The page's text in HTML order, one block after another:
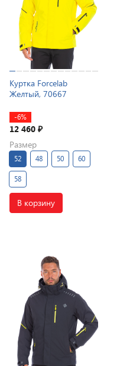
Куртка Forcelab
Желтый, 70667
-6%
12 460 ₽
Размер
52 48 50 60
58
В корзину